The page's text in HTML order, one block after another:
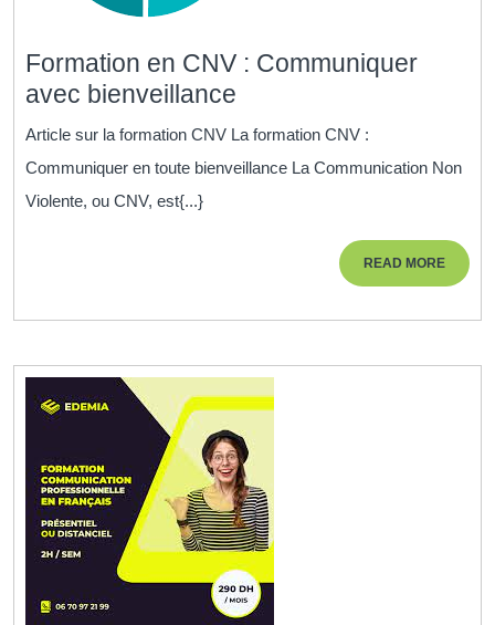
Formation en CNV : Communiquer
avec bienveillance
en
CNV
bienveillance
Article sur la formation CNV La formation CNV :
Communiquer en toute bienveillance La Communication Non
Violente, ou CNV, est{...}
READ MOREREAD
MORE